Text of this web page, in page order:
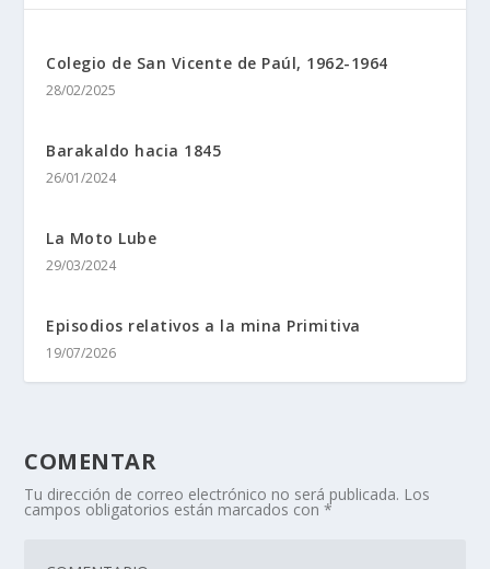
Colegio de San Vicente de Paúl, 1962-1964
28/02/2025
Barakaldo hacia 1845
26/01/2024
La Moto Lube
29/03/2024
Episodios relativos a la mina Primitiva
19/07/2026
COMENTAR
Tu dirección de correo electrónico no será publicada. Los
campos obligatorios están marcados con*